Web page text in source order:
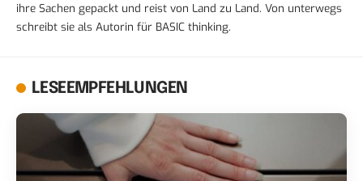
ihre Sachen gepackt und reist von Land zu Land. Von unterwegs
schreibt sie als Autorin für BASIC thinking.
LESEEMPFEHLUNGEN